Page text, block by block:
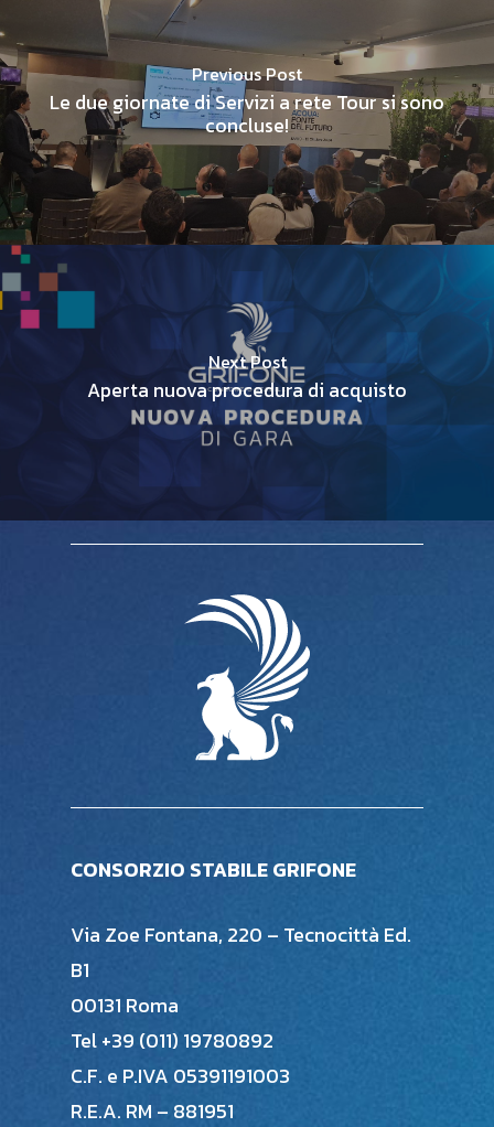
Previous Post
Le due giornate di Servizi a rete Tour si sono
concluse!
Next Post
Aperta nuova procedura di acquisto
CONSORZIO STABILE GRIFONE
Via Zoe Fontana, 220 – Tecnocittà Ed.
B1
00131 Roma
Tel +39 (011) 19780892
C.F. e P.IVA 05391191003
R.E.A. RM – 881951